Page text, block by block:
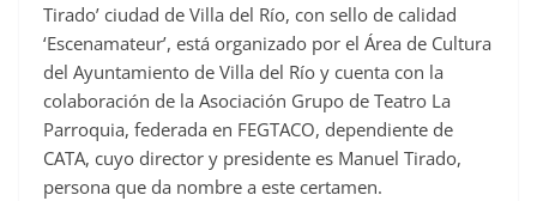
Tirado’ ciudad de Villa del Río, con sello de calidad
‘Escenamateur’, está organizado por el Área de Cultura
del Ayuntamiento de Villa del Río y cuenta con la
colaboración de la Asociación Grupo de Teatro La
Parroquia, federada en FEGTACO, dependiente de
CATA, cuyo director y presidente es Manuel Tirado,
persona que da nombre a este certamen.